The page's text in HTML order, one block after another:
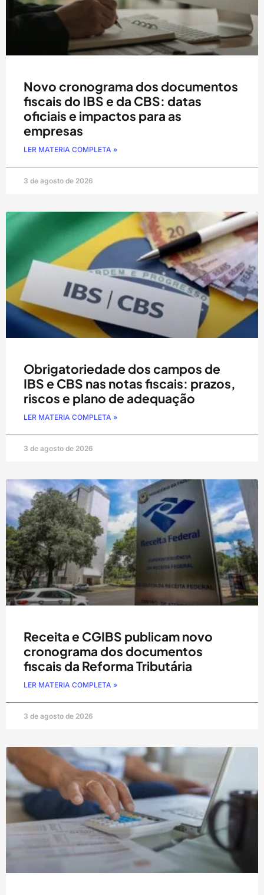
Novo cronograma dos documentos
fiscais do IBS e da CBS: datas
oficiais e impactos para as
empresas
LER MATERIA COMPLETA »
3 de agosto de 2026
Obrigatoriedade dos campos de
IBS e CBS nas notas fiscais: prazos,
riscos e plano de adequação
LER MATERIA COMPLETA »
3 de agosto de 2026
Receita e CGIBS publicam novo
cronograma dos documentos
fiscais da Reforma Tributária
LER MATERIA COMPLETA »
3 de agosto de 2026